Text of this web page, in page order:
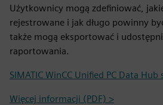
Użytkownicy mogą zdefiniować,
rejestrowane i jak długo powinny
także mogą eksportować i
raportowania.
SIMATIC WinCC Unified PC Data
Więcej informacji (PDF) >